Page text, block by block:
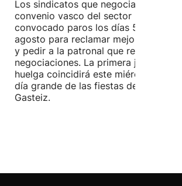
Los sindicatos que negocian el
convenio vasco del sector han
convocado paros los días 5, 14 y 26
agosto para reclamar mejoras
y pedir a la patronal que retome las
negociaciones. La primera jornada de
huelga coincidirá este miércoles con
día grande de las fiestas de Vitoria-
Gasteiz.